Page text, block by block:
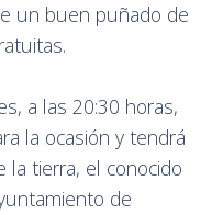
un buen puñado de
a las 20:30 horas,
la ocasión y tendrá
la tierra, el conocido
de